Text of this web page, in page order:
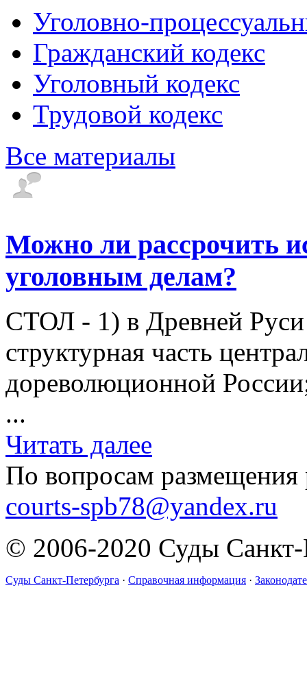
Уголовно-
Гражданский кодекс
Уголовный кодекс
Трудовой кодекс
Все материалы
Можно ли рассрочить
уголовным делам?
СТОЛ - 1) в Древней
структурная часть
дореволюционной
...
Читать далее
По вопросам размещения
courts-spb78@yandex.ru
© 2006-2020 Суды Санкт-
Суды Санкт-Петербурга · Справочная информация ·